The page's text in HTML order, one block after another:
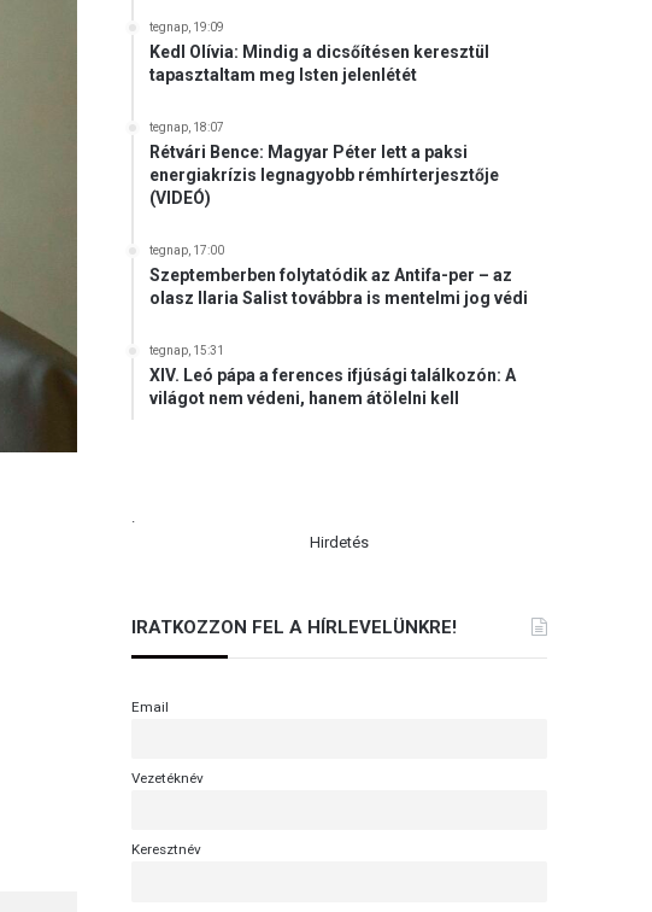
tegnap, 19:09
Kedl Olívia: Mindig a dicsőítésen keresztül
tapasztaltam meg Isten jelenlétét
tegnap, 18:07
Rétvári Bence: Magyar Péter lett a paksi
energiakrízis legnagyobb rémhírterjesztője
(VIDEÓ)
tegnap, 17:00
Szeptemberben folytatódik az Antifa-per – az
olasz Ilaria Salist továbbra is mentelmi jog védi
tegnap, 15:31
XIV. Leó pápa a ferences ifjúsági találkozón: A
világot nem védeni, hanem átölelni kell
.
Hirdetés
IRATKOZZON FEL A HÍRLEVELÜNKRE!
Email
Vezetéknév
Keresztnév